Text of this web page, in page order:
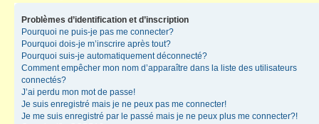
Problèmes d’identification et d’inscription
Pourquoi ne puis-je pas me connecter?
Pourquoi dois-je m’inscrire après tout?
Pourquoi suis-je automatiquement déconnecté?
Comment empêcher mon nom d’apparaître dans la liste des utilisateurs
connectés?
J’ai perdu mon mot de passe!
Je suis enregistré mais je ne peux pas me connecter!
Je me suis enregistré par le passé mais je ne peux plus me connecter?!